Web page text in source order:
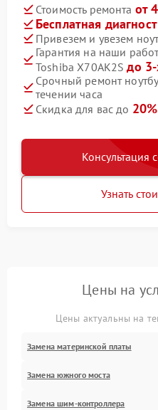
Стоимость ремонта от
Бесплатная
Привезем и увезем
Гарантия на наши
Toshiba X70AK2Sдо
Срочный ремонт
течении часа
Скидка для вас до 20%
Консультация
Узнать
Цены на
Цены актуальны на
Замена материнской платы
Замена южного моста
Замена шим-контроллера